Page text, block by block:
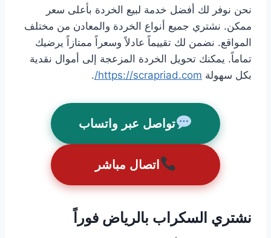
نحن نوفر لك أفضل خدمة لبيع الخردة بأعلى سعر
ممكن. نشتري جميع أنواع الخردة والمعادن من مختلف
المواقع. نضمن لك تقييماً عادلاً وسعراً ممتازاً يرضيك
تماماً. يمكنك تحويل الخردة المزعجة إلى أموال نقدية
بكل سهولة https://scrapriad.com/
.
تواصل عبر واتساب
اتصال مباشر
نشتري السكراب بالرياض فوراً